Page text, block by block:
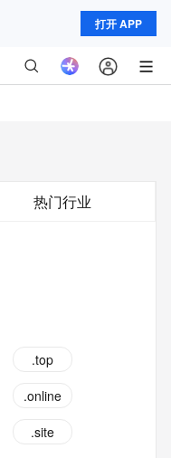
打开 APP
热门行业
.top
.online
.site